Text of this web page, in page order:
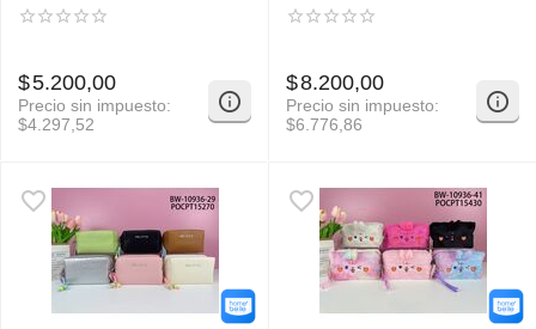
$5.200,00
Precio sin impuesto:
$4.297,52
$8.200,00
Precio sin impuesto:
$6.776,86